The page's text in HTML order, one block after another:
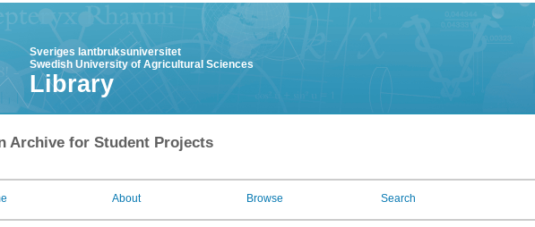
Sveriges lantbruksuniversitet
Swedish University of Agricultural Sciences
Library
Archive for Student Projects
About Browse Search